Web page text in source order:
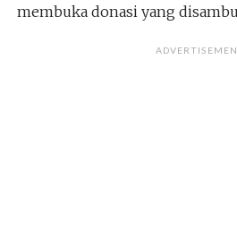
membuka donasi yang